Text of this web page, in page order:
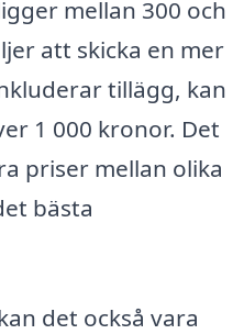
mellan 300 och
att skicka en mer
tillägg, kan
1 000 kronor. Det
priser mellan olika
bästa
det också vara